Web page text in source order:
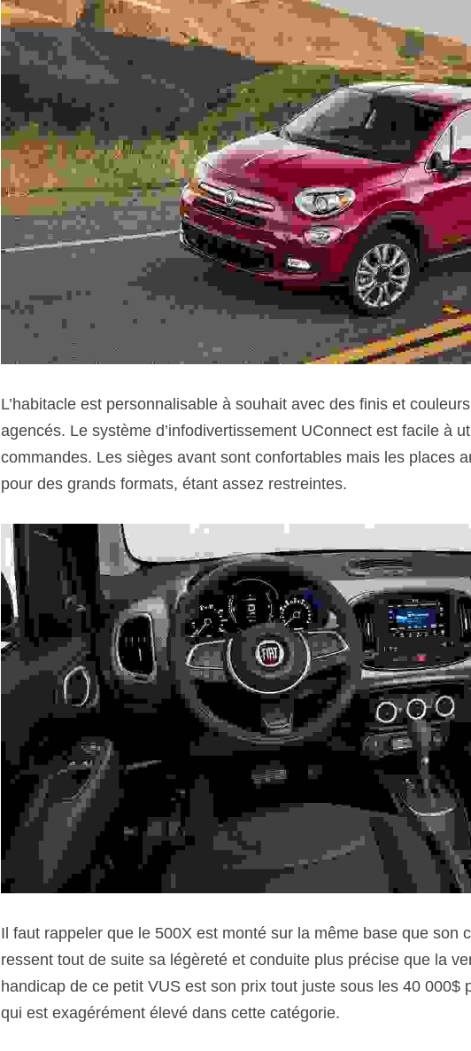
L’habitacle est personnalisable à souhait avec des finis et
agencés. Le système d’infodivertissement UConnect est facile à
commandes. Les sièges avant sont confortables mais les places
pour des grands formats, étant assez restreintes.
Il faut rappeler que le 500X est monté sur la même base que son
ressent tout de suite sa légèreté et conduite plus précise que la
handicap de ce petit VUS est son prix tout juste sous les 40 000$
qui est exagérément élevé dans cette catégorie.